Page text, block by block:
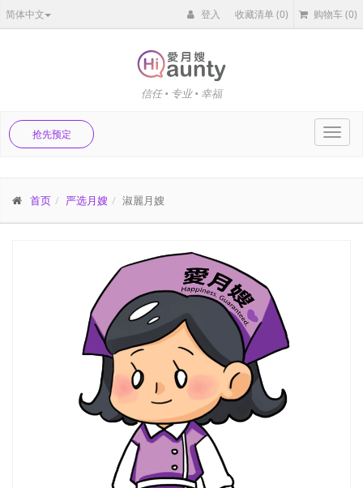
简体中文 登入 收藏清单(0) 购物车(0)
信任 • 专业 • 幸福
抢先预定
首页 严选月嫂 淑麗月嫂